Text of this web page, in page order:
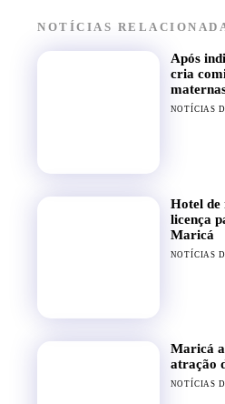
NOTÍCIAS
Após
cria
NOTÍCIAS
Hotel de
licença
Maricá
NOTÍCIAS
Maricá
atração
NOTÍCIAS